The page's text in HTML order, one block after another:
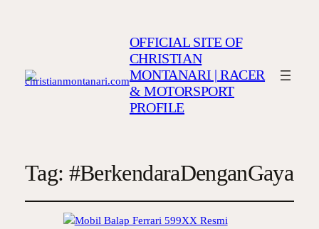
OFFICIAL SITE OF
CHRISTIAN
MONTANARI | RACER
& MOTORSPORT
PROFILE
Tag: #BerkendaraDenganGaya